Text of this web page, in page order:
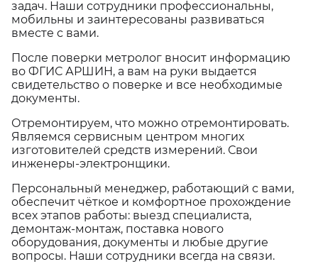
задач. Наши сотрудники профессиональны,
мобильны и заинтересованы развиваться
вместе с вами.
После поверки метролог вносит информацию
во ФГИС АРШИН, а вам на руки выдается
свидетельство о поверке и все необходимые
документы.
Отремонтируем, что можно отремонтировать.
Являемся сервисным центром многих
изготовителей средств измерений. Свои
инженеры-электронщики.
Персональный менеджер, работающий с вами,
обеспечит чёткое и комфортное прохождение
всех этапов работы: выезд специалиста,
демонтаж-монтаж, поставка нового
оборудования, документы и любые другие
вопросы. Наши сотрудники всегда на связи.